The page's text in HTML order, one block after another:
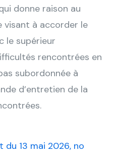
donne raison au
à accorder le
le supérieur
rencontrées en
subordonnée à
d’entretien de la
du 13 mai 2026, no